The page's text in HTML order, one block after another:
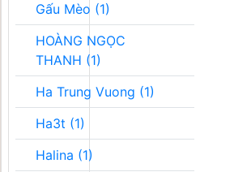
Gấu Mèo (1)
HOÀNG NGỌC
THANH (1)
Ha Trung Vuong (1)
Ha3t (1)
Halina (1)